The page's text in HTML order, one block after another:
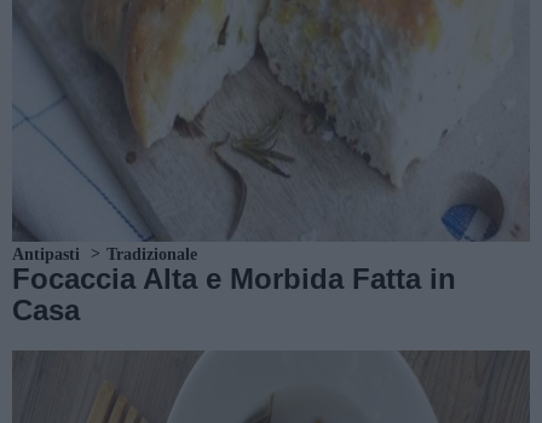
Antipasti Tradizionale
Focaccia Alta e Morbida Fatta in
Casa